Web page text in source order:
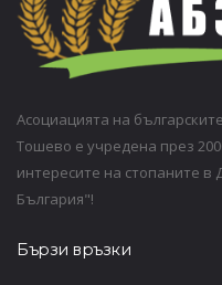
Асоциацията на
Тошево е учредена през
интересите на стопаните
България"!
Бързи връзки